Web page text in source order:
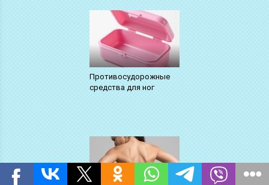
Противосудорожные
средства для ног